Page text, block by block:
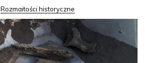
Rozmaitości historyczne